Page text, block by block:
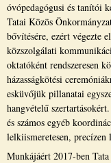
óvópedagógusi és tanítói
Tatai Közös
bővítésére, ezért végezte
közszolgálati
oktatóként rendszeresen
házasságkötési
esküvőjük pillanatai
hangvételű
és számos egyéb
lelkiismeretesen, precízen
Munkájáért 2017-ben